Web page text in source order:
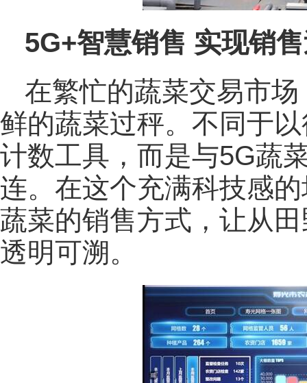
5G+智慧销售 实现销
在繁忙的蔬菜交易市
鲜的蔬菜过秤。不同于
计数工具，而是与5G蔬
连。在这个充满科技感
蔬菜的销售方式，让从
透明可溯。